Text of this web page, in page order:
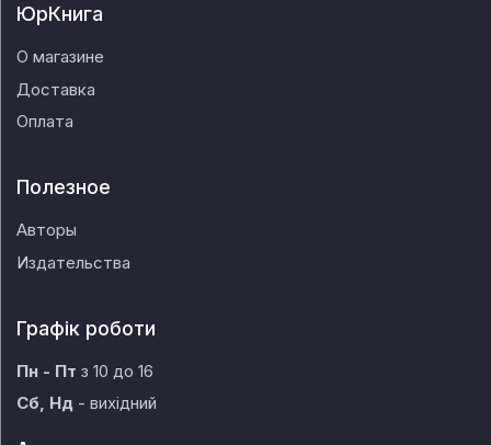
ЮрКнига
О магазине
Доставка
Оплата
Полезное
Авторы
Издательства
Графік роботи
Пн - Пт з 10 до 16
Сб, Нд - вихідний